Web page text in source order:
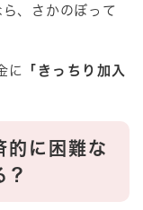
、さかのぼって
に
「きっちり加入
的に困難な
？